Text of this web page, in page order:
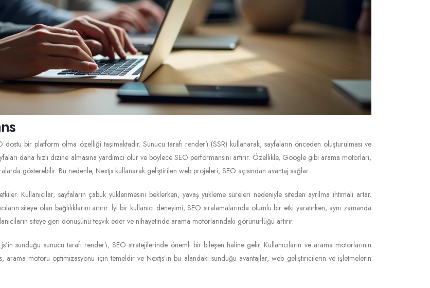
bir platform olma özelliği taşımaktadır. Sunucu tarafı render'ı (SSR) kullanarak, sayfaların önceden oluşturulması ve
daha hızlı dizine almasına yardımcı olur ve böylece SEO performansını artırır. Özellikle, Google gibi arama motorları,
gösterebilir. Bu nedenle, Nextjs kullanarak geliştirilen web projeleri, SEO açısından avantaj sağlar.
Kullanıcılar, sayfaların çabuk yüklenmesini beklerken, yavaş yükleme süreleri nedeniyle siteden ayrılma ihtimali artar.
siteye olan bağlılıklarını artırır. İyi bir kullanıcı deneyimi, SEO sıralamalarında olumlu bir etki yaratırken, aynı zamanda
siteye geri dönüşünü teşvik eder ve nihayetinde arama motorlarındaki görünürlüğü artırır.
sunduğu sunucu tarafı render’ı, SEO stratejilerinde önemli bir bileşen haline gelir. Kullanıcıların ve arama motorlarının
arama motoru optimizasyonu için temeldir ve Nextjs’in bu alandaki sunduğu avantajlar, web geliştiricilerin ve işletmelerin